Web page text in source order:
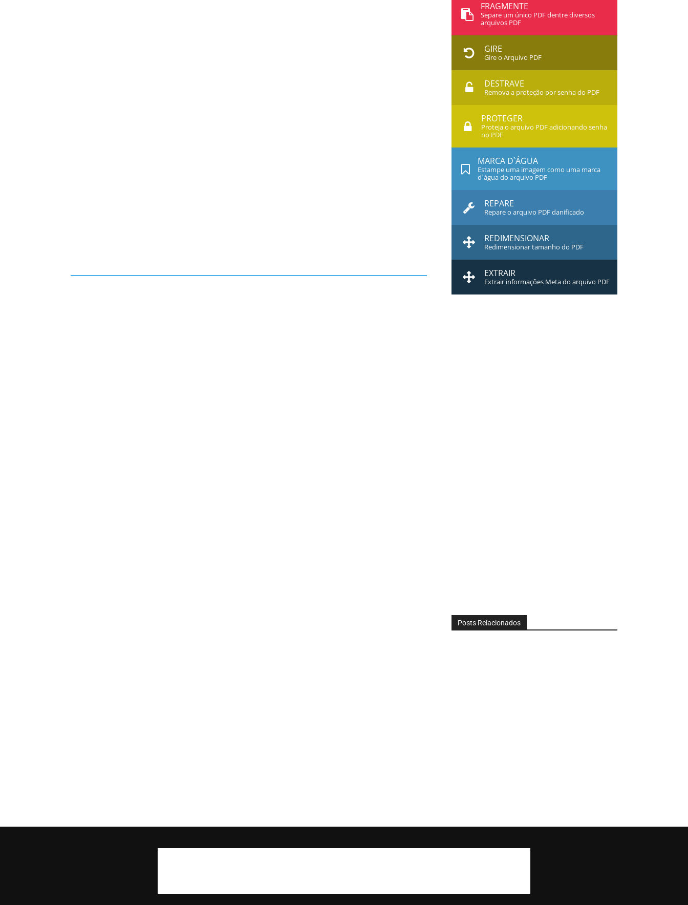
FRAGMENTE
Separe um único PDF dentre diversos
arquivos PDF
GIRE
Gire o Arquivo PDF
DESTRAVE
Remova a proteção por senha do PDF
PROTEGER
Proteja o arquivo PDF adicionando senha
no PDF
MARCA D`ÁGUA
Estampe uma imagem como uma marca
d`água do arquivo PDF
REPARE
Repare o arquivo PDF danificado
REDIMENSIONAR
Redimensionar tamanho do PDF
EXTRAIR
Extrair informações Meta do arquivo PDF
Posts Relacionados